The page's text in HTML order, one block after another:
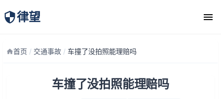
律望
律师团队
首页 / 交通事故 / 车撞了没拍照能理赔吗
车撞了没拍照能理赔吗